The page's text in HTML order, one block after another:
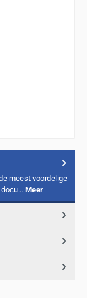
meest voordelige
docu… Meer